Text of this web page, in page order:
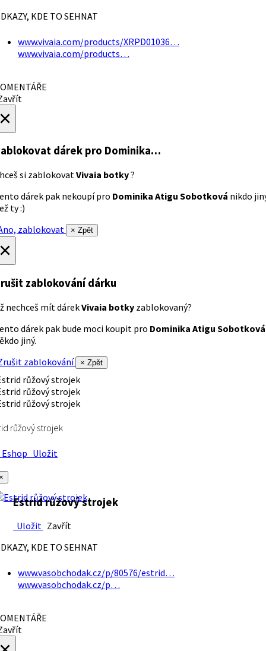
KDE TO SEHNAT
www.vivaia.com/products/XRPD01036…
www.vivaia.com/products…
dárek pro Dominika…
si zablokovatVivaia botky?
dárek pak nekoupí pro Dominika Atigu Sobotková nikdo
ty :)
zablokovat
× Zpět
zablokování dárku
nechceš mít dárekVivaia botky zablokovaný?
dárek pak bude moci koupit pro Dominika Atigu Sobotková
jiný.
zablokování
× Zpět
růžový strojek
Uložit
Estrid růžový strojek
Uložit Zavřít
KDE TO SEHNAT
www.vasobchodak.cz/p/80576/estrid…
www.vasobchodak.cz/p…